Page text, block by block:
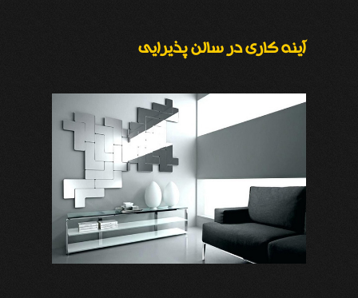
آینه کاری در سالن پذیرایی